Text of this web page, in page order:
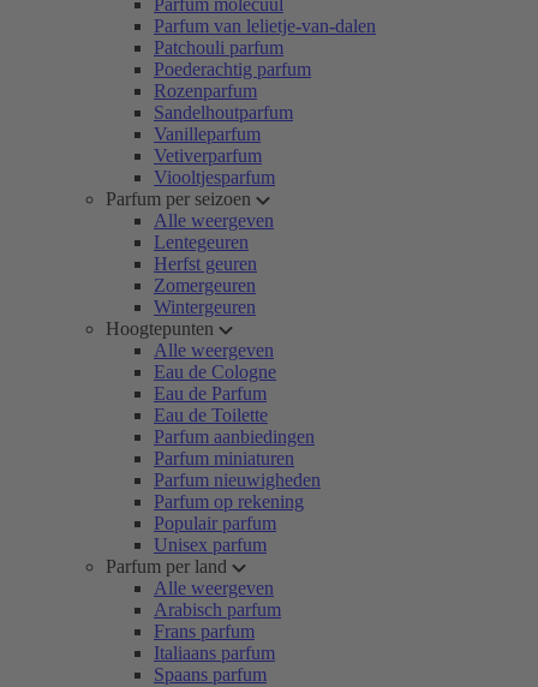
Parfum molecuul
Parfum van lelietje-van-dalen
Patchouli parfum
Poederachtig parfum
Rozenparfum
Sandelhoutparfum
Vanilleparfum
Vetiverparfum
Viooltjesparfum
Parfum per seizoen
Alle weergeven
Lentegeuren
Herfst geuren
Zomergeuren
Wintergeuren
Hoogtepunten
Alle weergeven
Eau de Cologne
Eau de Parfum
Eau de Toilette
Parfum aanbiedingen
Parfum miniaturen
Parfum nieuwigheden
Parfum op rekening
Populair parfum
Unisex parfum
Parfum per land
Alle weergeven
Arabisch parfum
Frans parfum
Italiaans parfum
Spaans parfum